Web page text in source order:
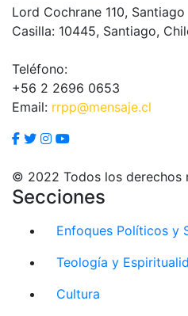
Lord Cochrane 110, Santiago
Casilla: 10445, Santiago,
Teléfono:
+56 2 2696 0653
Email: rrpp@mensaje.cl
© 2022 Todos los derechos
Secciones
Enfoques Políticos y
Teología y
Cultura